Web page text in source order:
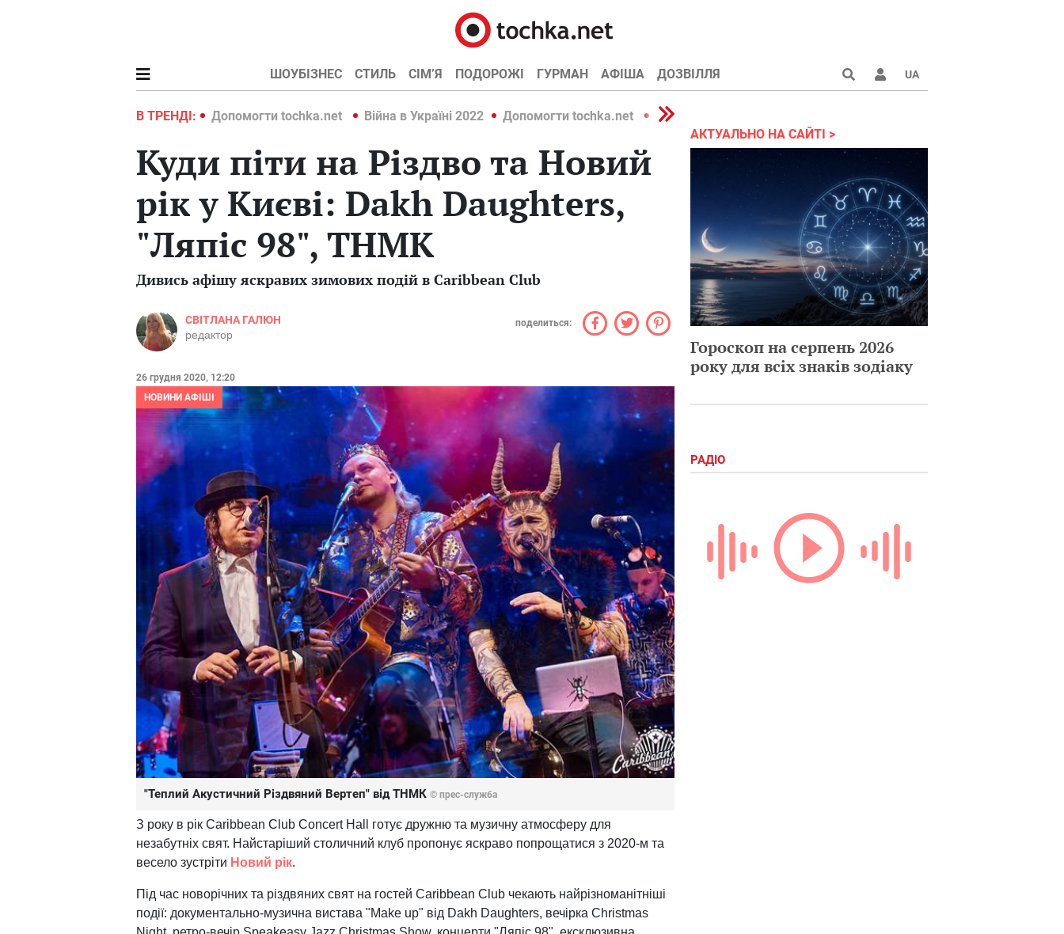
ШОУБІЗНЕС СТИЛЬ СІМ’Я ПОДОРОЖІ ГУРМАН АФІША ДОЗВІЛЛЯ UA
В ТРЕНДІ:
Війна в Україні 2022 Допомогти tochka.net Війна в Україні 2022 Допомогти tochka.net Війна в Україні 2022
Куди піти на Різдво та Новий
рік у Києві: Dakh Daughters,
"Ляпіс 98", ТНМК
Дивись афішу яскравих зимових подій в Caribbean Club
СВІТЛАНА ГАЛЮН
редактор
поделиться:
26 грудня 2020, 12:20
НОВИНИ АФІШІ
"Теплий Акустичний Різдвяний Вертеп" від ТНМК © прес-служба
З року в рік Caribbean Club Concert Hall готує дружню та музичну атмосферу для
незабутніх свят. Найстаріший столичний клуб пропонує яскраво попрощатися з 2020-м та
весело зустріти Новий рік.
Під час новорічних та різдвяних свят на гостей Caribbean Club чекають найрізноманітніші
події: документально-музична вистава "Make up" від Dakh Daughters, вечірка Christmas
АКТУАЛЬНО НА САЙТІ
Гороскоп на серпень 2026
року для всіх знаків зодіаку
РАДІО